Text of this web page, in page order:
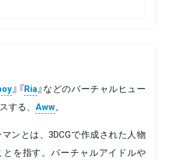
』『Ria』などのバーチャルヒュー
する、 Aww。
ンとは、3DCGで作成された人物
を指す。バーチャルアイドルや